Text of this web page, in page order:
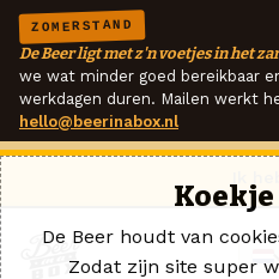
ZOMERSTAND
De Beer ligt met z'n voetjes in het
we wat minder goed bereikbaar
werkdagen duren. Mailen werkt
hello@beerinabox.nl
De Beer houdt van
Zodat zijn site super